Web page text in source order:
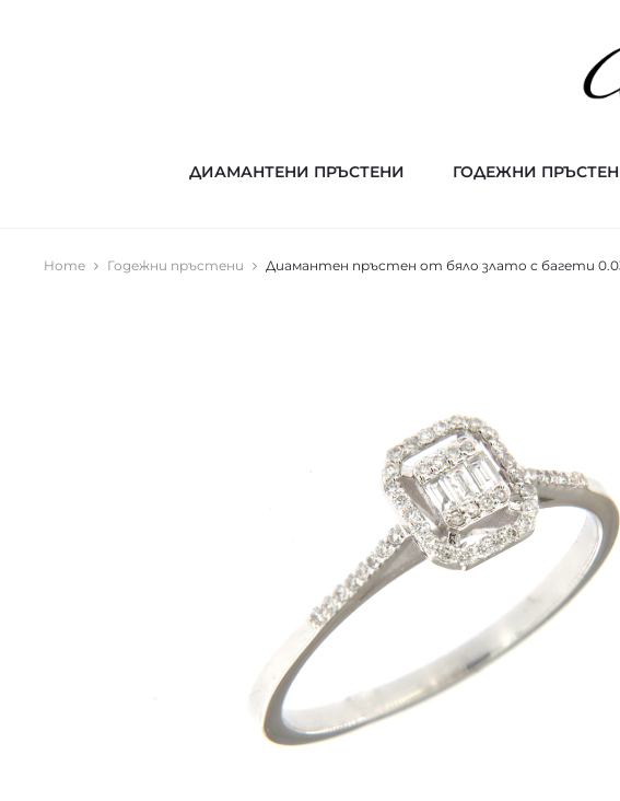
ДИАМАНТЕНИ ПРЪСТЕНИ ГОДЕЖНИ
Home Годежни пръстени Диамантен пръстен от бяло злато с багети